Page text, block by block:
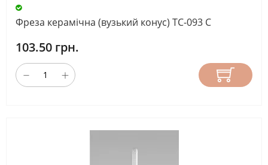
Фреза керамічна (вузький конус) TC-093 С
103.50 грн.